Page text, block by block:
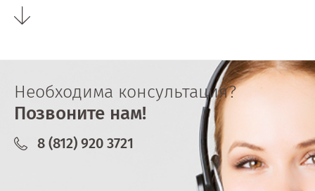
Необходима консультация?
Позвоните нам!
8 (812) 920 3721